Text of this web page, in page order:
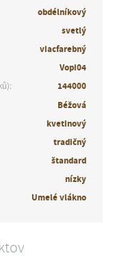
obdélníkový
svetlý
viacfarebný
Vopi04
144000
Béžová
kvetinový
tradičný
štandard
nízky
Umelé vlákno